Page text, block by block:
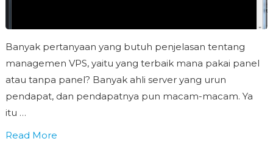
Banyak pertanyaan yang butuh penjelasan tentang
managemen VPS, yaitu yang terbaik mana pakai panel
atau tanpa panel? Banyak ahli server yang urun
pendapat, dan pendapatnya pun macam-macam. Ya
itu …
Read More